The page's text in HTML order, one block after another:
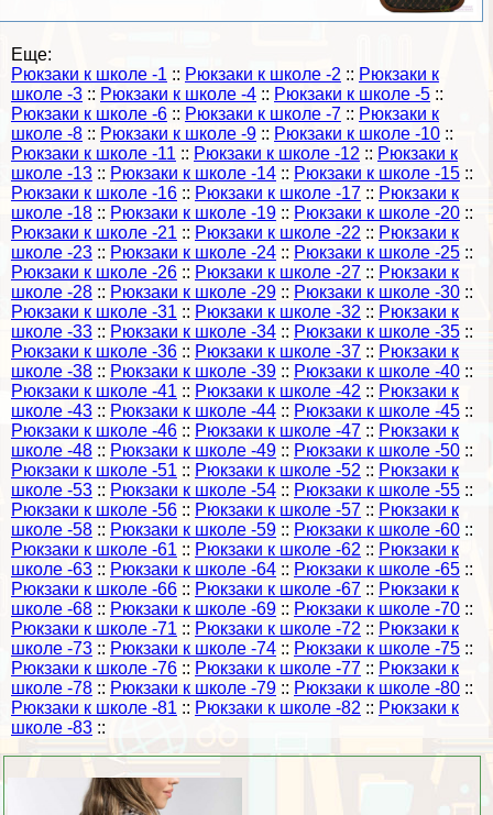
Еще:
Рюкзаки к школе -1 :: Рюкзаки к школе -2 :: Рюкзаки к
школе -3 :: Рюкзаки к школе -4 :: Рюкзаки к школе -5 ::
Рюкзаки к школе -6 :: Рюкзаки к школе -7 :: Рюкзаки к
школе -8 :: Рюкзаки к школе -9 :: Рюкзаки к школе -10 ::
Рюкзаки к школе -11 :: Рюкзаки к школе -12 :: Рюкзаки к
школе -13 :: Рюкзаки к школе -14 :: Рюкзаки к школе -15 ::
Рюкзаки к школе -16 :: Рюкзаки к школе -17 :: Рюкзаки к
школе -18 :: Рюкзаки к школе -19 :: Рюкзаки к школе -20 ::
Рюкзаки к школе -21 :: Рюкзаки к школе -22 :: Рюкзаки к
школе -23 :: Рюкзаки к школе -24 :: Рюкзаки к школе -25 ::
Рюкзаки к школе -26 :: Рюкзаки к школе -27 :: Рюкзаки к
школе -28 :: Рюкзаки к школе -29 :: Рюкзаки к школе -30 ::
Рюкзаки к школе -31 :: Рюкзаки к школе -32 :: Рюкзаки к
школе -33 :: Рюкзаки к школе -34 :: Рюкзаки к школе -35 ::
Рюкзаки к школе -36 :: Рюкзаки к школе -37 :: Рюкзаки к
школе -38 :: Рюкзаки к школе -39 :: Рюкзаки к школе -40 ::
Рюкзаки к школе -41 :: Рюкзаки к школе -42 :: Рюкзаки к
школе -43 :: Рюкзаки к школе -44 :: Рюкзаки к школе -45 ::
Рюкзаки к школе -46 :: Рюкзаки к школе -47 :: Рюкзаки к
школе -48 :: Рюкзаки к школе -49 :: Рюкзаки к школе -50 ::
Рюкзаки к школе -51 :: Рюкзаки к школе -52 :: Рюкзаки к
школе -53 :: Рюкзаки к школе -54 :: Рюкзаки к школе -55 ::
Рюкзаки к школе -56 :: Рюкзаки к школе -57 :: Рюкзаки к
школе -58 :: Рюкзаки к школе -59 :: Рюкзаки к школе -60 ::
Рюкзаки к школе -61 :: Рюкзаки к школе -62 :: Рюкзаки к
школе -63 :: Рюкзаки к школе -64 :: Рюкзаки к школе -65 ::
Рюкзаки к школе -66 :: Рюкзаки к школе -67 :: Рюкзаки к
школе -68 :: Рюкзаки к школе -69 :: Рюкзаки к школе -70 ::
Рюкзаки к школе -71 :: Рюкзаки к школе -72 :: Рюкзаки к
школе -73 :: Рюкзаки к школе -74 :: Рюкзаки к школе -75 ::
Рюкзаки к школе -76 :: Рюкзаки к школе -77 :: Рюкзаки к
школе -78 :: Рюкзаки к школе -79 :: Рюкзаки к школе -80 ::
Рюкзаки к школе -81 :: Рюкзаки к школе -82 :: Рюкзаки к
школе -83 ::